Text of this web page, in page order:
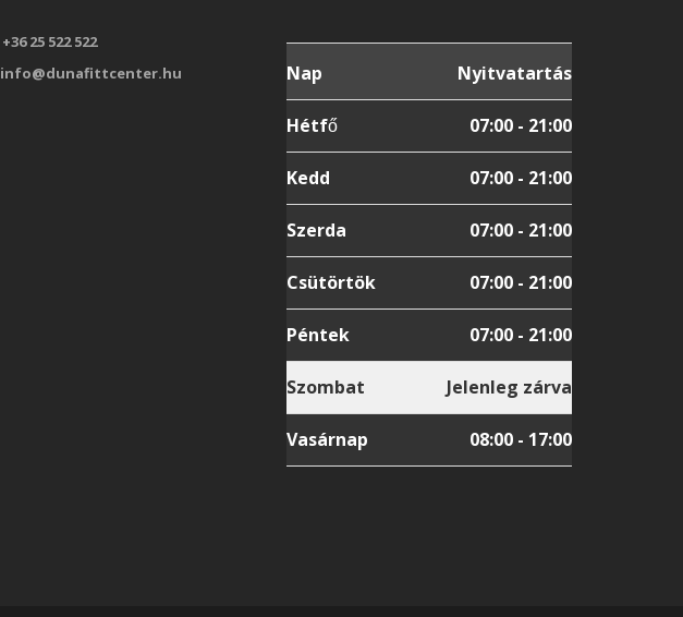
+36 25 522 522
info@dunafittcenter.hu
Nap Nyitvatartás
Hétfő 07:00 - 21:00
Kedd 07:00 - 21:00
Szerda 07:00 - 21:00
Csütörtök 07:00 - 21:00
Péntek 07:00 - 21:00
Szombat Jelenleg zárva
Vasárnap 08:00 - 17:00